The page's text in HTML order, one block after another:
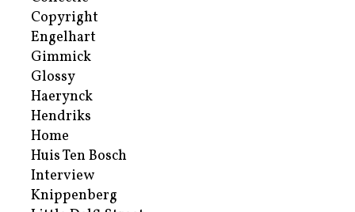
Copyright
Engelhart
Gimmick
Glossy
Haerynck
Hendriks
Home
Huis Ten Bosch
Interview
Knippenberg